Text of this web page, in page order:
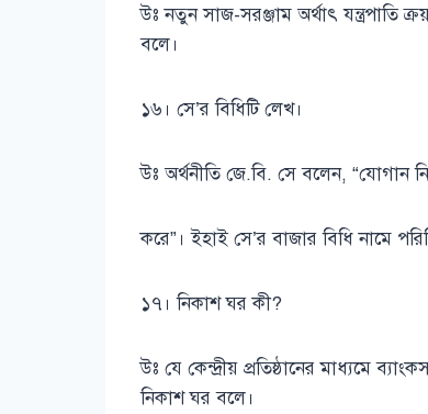
উঃ নতুন সাজ-সরঞ্জাম অর্থাৎ যন্ত্রপাতি
বলে।
১৬। সে’র বিধিটি লেখ।
উঃ অর্থনীতি জে.বি. সে বলেন, “যোগান
করে”। ইহাই সে’র বাজার বিধি নামে
১৭। নিকাশ ঘর কী?
উঃ যে কেন্দ্রীয় প্রতিষ্ঠানের মাধ্যমে
নিকাশ ঘর বলে।